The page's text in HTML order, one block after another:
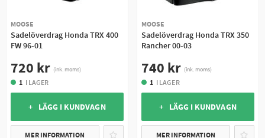
MOOSE
Sadelöverdrag Honda TRX 400
FW 96-01
720 kr (ink. moms)
1 I LAGER
+ LÄGG I KUNDVAGN
MER INFORMATION
MOOSE
Sadelöverdrag Honda TRX 350
Rancher 00-03
740 kr (ink. moms)
1 I LAGER
+ LÄGG I KUNDVAGN
MER INFORMATION